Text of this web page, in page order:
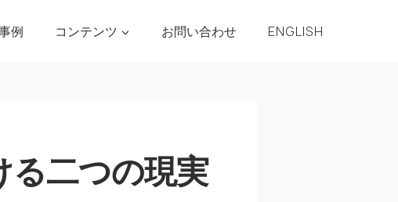
例 コンテンツ お問い合わせ ENGLISH
る二つの現実